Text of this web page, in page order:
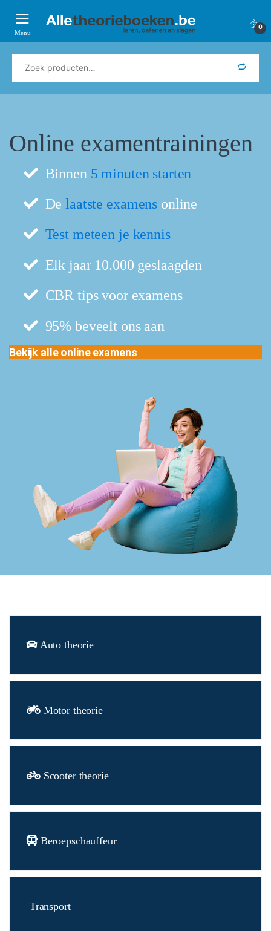
naar
navigatie
naar
0
naar:
Online examentrainingen
Binnen 5 minuten starten
Delaatste examens online
Test meteen je kennis
Elk jaar 10.000 geslaagden
CBR tips voor examens
95% beveelt ons aan
Bekijk alle online examens
Auto theorie
Motor theorie
Scooter theorie
Beroepschauffeur
Transport